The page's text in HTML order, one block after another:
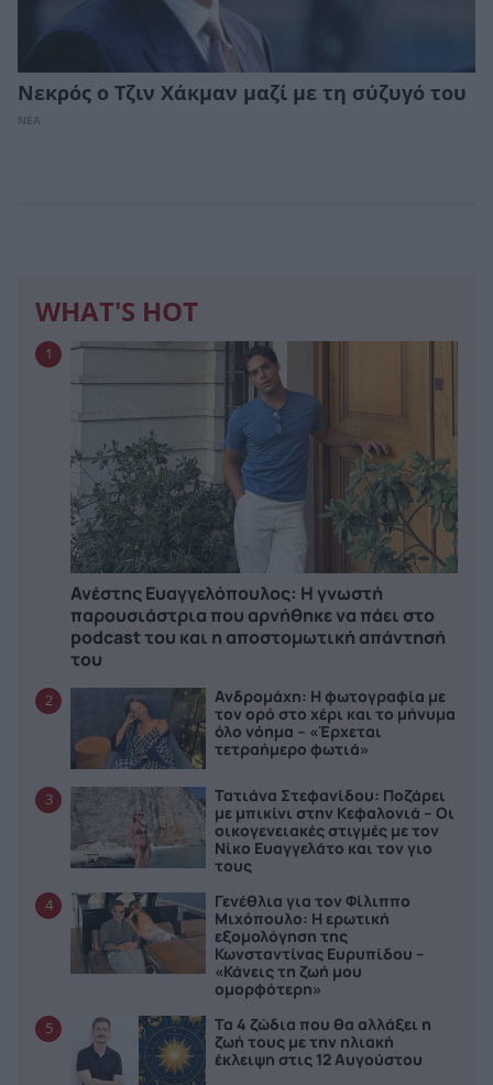
Νεκρός ο Τζιν Χάκμαν μαζί με τη σύζυγό του
ΝΕΑ
WHAT'S HOT
1
Ανέστης Ευαγγελόπουλος: Η γνωστή
παρουσιάστρια που αρνήθηκε να πάει στο
podcast του και η αποστομωτική απάντησή
του
2
Ανδρομάχη: Η φωτογραφία με
τον ορό στο χέρι και το μήνυμα
όλο νόημα – «Έρχεται
τετραήμερο φωτιά»
3
Τατιάνα Στεφανίδου: Ποζάρει
με μπικίνι στην Κεφαλονιά – Οι
οικογενειακές στιγμές με τον
Νίκο Ευαγγελάτο και τον γιο
τους
4
Γενέθλια για τον Φίλιππο
Μιχόπουλο: Η ερωτική
εξομολόγηση της
Κωνσταντίνας Ευρυπίδου –
«Κάνεις τη ζωή μου
ομορφότερη»
5
Τα 4 ζώδια που θα αλλάξει η
ζωή τους με την ηλιακή
έκλειψη στις 12 Αυγούστου